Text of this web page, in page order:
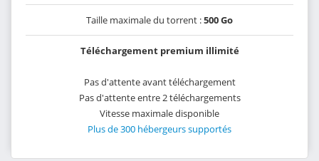
Taille maximale du torrent :500 Go
Téléchargement premium illimité
Pas d'attente avant téléchargement
Pas d'attente entre 2 téléchargements
Vitesse maximale disponible
Plus de 300 hébergeurs supportés